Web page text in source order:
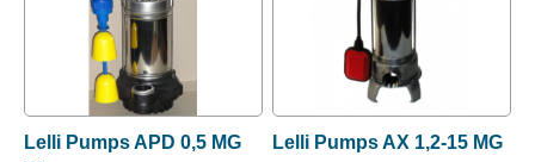
DOWNLOAD
Pompe speciale
Prescontroale
Automatizări
Preţ descrecător
Preţ crescător
Lelli Pumps APD 0,5 MG
Lelli Pumps AX 1,2-15 MG